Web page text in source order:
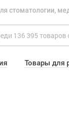
стоматологии,
Товары для